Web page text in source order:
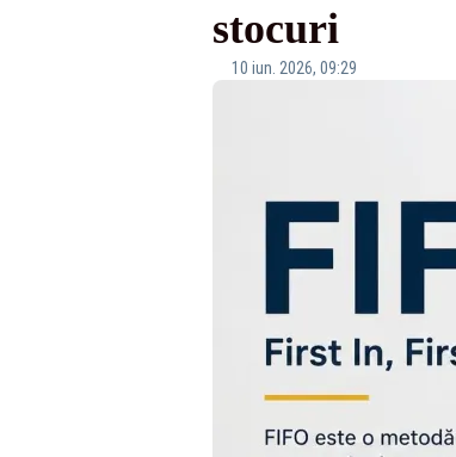
stocuri
10 iun. 2026, 09:29